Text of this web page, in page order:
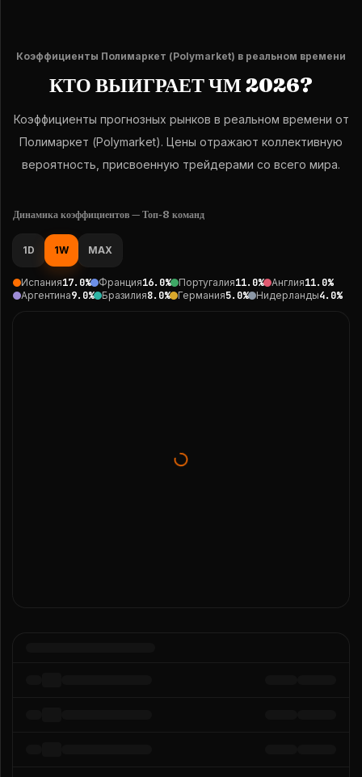
Коэффициенты Полимаркет (Polymarket) в реальном времени
КТО ВЫИГРАЕТ ЧМ 2026?
Коэффициенты прогнозных рынков в реальном времени от
Полимаркет (Polymarket). Цены отражают коллективную
вероятность, присвоенную трейдерами со всего мира.
Динамика коэффициентов — Топ-8 команд
1D 1W MAX
Испания17.0% Франция16.0% Португалия11.0% Англия11.0%
Аргентина9.0% Бразилия8.0% Германия5.0% Нидерланды4.0%